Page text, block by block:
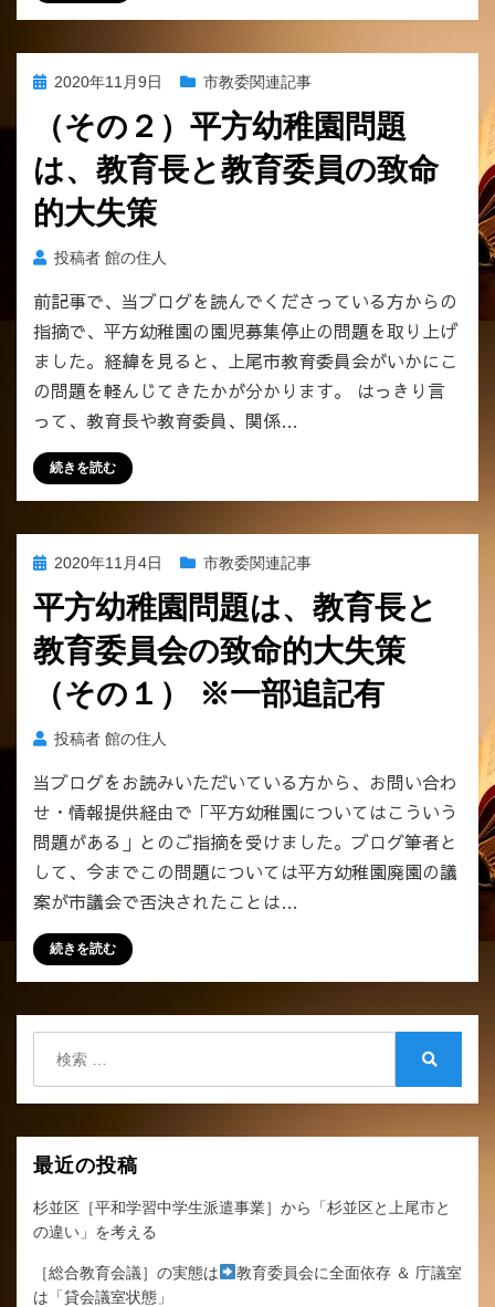
投 2020年11月9日 市教委関連記事
（その２）平方幼稚園問題
は、教育長と教育委員の致命
的大失策
投稿者 館の住人
前記事で、当ブログを読んでくださっている方からの
指摘で、平方幼稚園の園児募集停止の問題を取り上げ
ました。経緯を見ると、上尾市教育委員会がいかにこ
の問題を軽んじてきたかが分かります。 はっきり言
って、教育長や教育委員、関係…
続きを読む
投
日:
2020年11月4日 市教委関連記事
平方幼稚園問題は、教育長と
教育委員会の致命的大失策
（その１） ※一部追記有
投稿者 館の住人
当ブログをお読みいただいている方から、お問い合わ
せ・情報提供経由で「平方幼稚園についてはこういう
問題がある」とのご指摘を受けました。ブログ筆者と
して、今までこの問題については平方幼稚園廃園の議
案が市議会で否決されたことは…
続きを読む
最近の投稿
杉並区［平和学習中学生派遣事業］から「杉並区と上尾市と
の違い」を考える
［総合教育会議］の実態は
教育委員会に全面依存 ＆ 庁議室
は「貸会議室状態」